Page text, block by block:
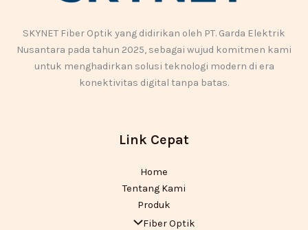
SKYNET Fiber Optik yang didirikan oleh PT. Garda Elektrik
Nusantara pada tahun 2025, sebagai wujud komitmen kami
untuk menghadirkan solusi teknologi modern di era
konektivitas digital tanpa batas.
Link Cepat
Home
Tentang Kami
Produk
Fiber Optik